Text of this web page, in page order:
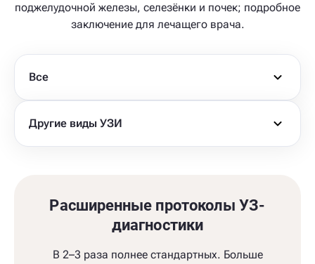
поджелудочной железы, селезёнки и почек; подробное
заключение для лечащего врача.
Все
Другие виды УЗИ
Расширенные протоколы УЗ-
диагностики
В 2–3 раза полнее стандартных. Больше